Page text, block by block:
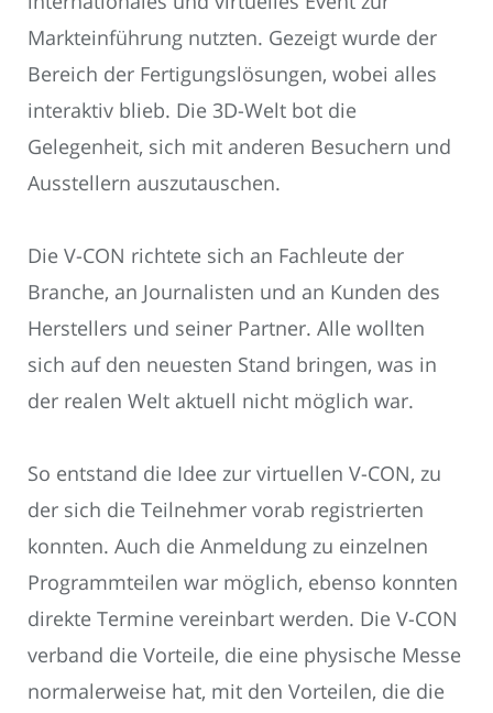
Markteinführung nutzten. Gezeigt wurde der
Bereich der Fertigungslösungen, wobei alles
interaktiv blieb. Die 3D-Welt bot die
Gelegenheit, sich mit anderen Besuchern und
Ausstellern auszutauschen.
Die V-CON richtete sich an Fachleute der
Branche, an Journalisten und an Kunden des
Herstellers und seiner Partner. Alle wollten
sich auf den neuesten Stand bringen, was in
der realen Welt aktuell nicht möglich war.
So entstand die Idee zur virtuellen V-CON, zu
der sich die Teilnehmer vorab registrierten
konnten. Auch die Anmeldung zu einzelnen
Programmteilen war möglich, ebenso konnten
direkte Termine vereinbart werden. Die V-CON
verband die Vorteile, die eine physische Messe
normalerweise hat, mit den Vorteilen, die die